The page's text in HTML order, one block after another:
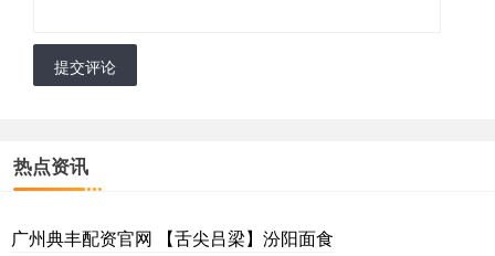
提交评论
热点资讯
广州典丰配资官网 【舌尖吕梁】汾阳面食